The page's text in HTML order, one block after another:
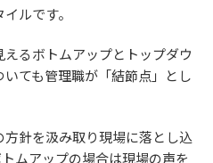
ルです。
るボトムアップとトップダウ
ても管理職が「結節点」とし
方針を汲み取り現場に落とし込
ムアップの場合は現場の声を